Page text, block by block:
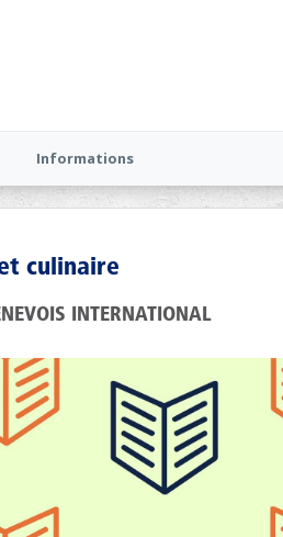
Informations
culinaire
INTERNATIONAL